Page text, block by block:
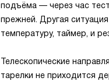
подъёма — через час
прежней. Другая
температуру, таймер, и
Телескопические
тарелки не приходится